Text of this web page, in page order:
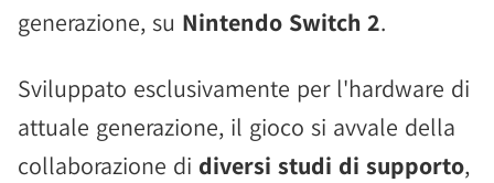
generazione, su Nintendo Switch 2.
Sviluppato esclusivamente per l'hardware di
attuale generazione, il gioco si avvale della
collaborazione di diversi studi di supporto,